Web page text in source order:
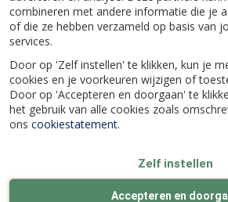
combineren met andere informatie die je
of die ze hebben verzameld op basis van
services.
Door op 'Zelf instellen' te klikken, kun je
cookies en je voorkeuren wijzigen of
Door op 'Accepteren en doorgaan' te
het gebruik van alle cookies zoals
ons cookiestatement.
Zelf instellen
Accepteren en
controleren. Niet alleen houd je
gezond, maar het is ook wel fijn
rust.
Met deze groene luchtzuiveraar
studentenkamer niet alleen een
ook een gezonde plek om te
studeren!